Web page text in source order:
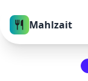
Mahlzait